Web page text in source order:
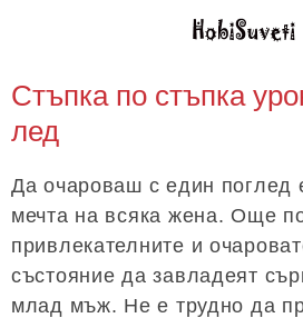
Стъпка по стъпка
лед
Да очароваш с един поглед
мечта на всяка жена. Още
привлекателните и
състояние да завладеят
млад мъж. Не е трудно да